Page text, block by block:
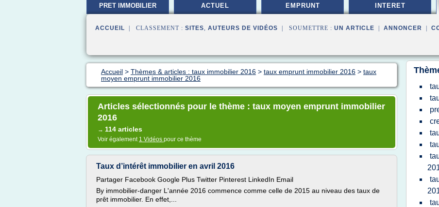
PRET IMMOBILIER ACTUEL EMPRUNT INTERET
ACCUEIL | CLASSEMENT : SITES, AUTEURS DE VIDÉOS | SOUMETTRE : UN ARTICLE ANNONCER
Accueil > Thèmes & articles : taux immobilier 2016 > taux emprunt immobilier 2016 > taux
moyen emprunt immobilier 2016
Articles sélectionnés pour le thème : taux moyen emprunt immobilier
2016
→ 114 articles
Voir également 1 Vidéos pour ce thème
Taux d’intérêt immobilier en avril 2016
Partager Facebook Google Plus Twitter Pinterest LinkedIn Email
By immobilier-danger L'année 2016 commence comme celle de 2015 au niveau des taux de
prêt immobilier. En effet,...